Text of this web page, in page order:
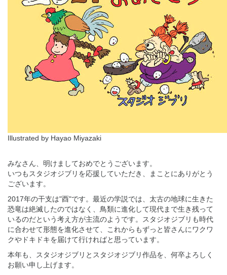
Illustrated by Hayao Miyazaki
みなさん、明けましておめでとうございます。
いつもスタジオジブリを応援していただき、まことにありがとう
ございます。
2017年の干支は"酉"です。最近の学説では、太古の地球に生きた
恐竜は絶滅したのではなく、鳥類に進化して現代まで生き残って
いるのだという考え方が主流のようです。スタジオジブリも時代
に合わせて形態を進化させて、これからもずっと皆さんにワクワ
クやドキドキを届けて行ければと思っています。
本年も、スタジオジブリとスタジオジブリ作品を、何卒よろしく
お願い申し上げます。